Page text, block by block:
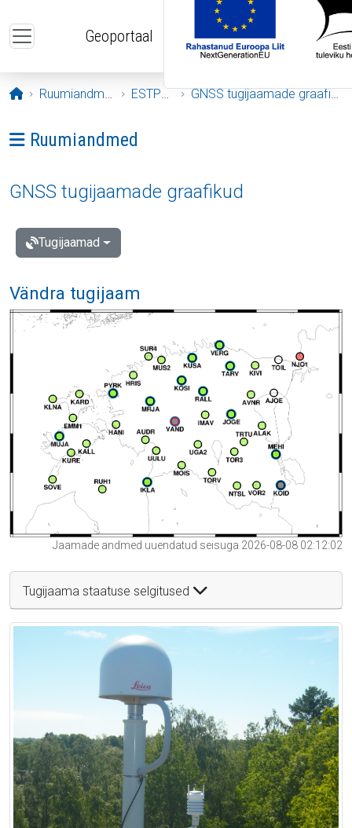
Geoportaal
Avaleht
Ruumiandmed ESTPOS GNSS tugijaamade graafikud
Ava menüü: Ruumiandmed
Ruumiandmed
GNSS tugijaamade graafikud
Tugijaamad
Vändra tugijaam
Jaamade andmed uuendatud seisuga 2026-08-08 02:12:02
Tugijaama staatuse selgitused